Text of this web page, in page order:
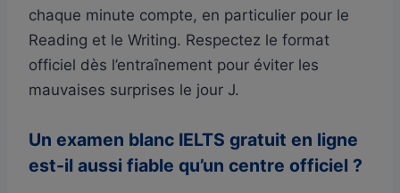
chaque minute compte, en particulier pour le
Reading et le Writing. Respectez le format
officiel dès l’entraînement pour éviter les
mauvaises surprises le jour J.
Un examen blanc IELTS gratuit en ligne
est-il aussi fiable qu’un centre officiel ?